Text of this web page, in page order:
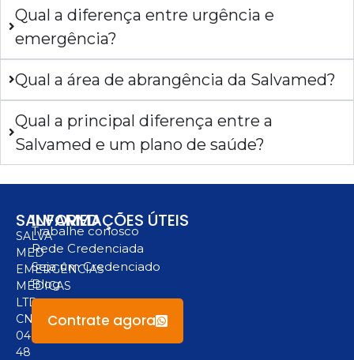
Qual a diferença entre urgência e
emergência?
Qual a área de abrangência da Salvamed?
Qual a principal diferença entre a
Salvamed e um plano de saúde?
SALVAMED
SALVA
MED
EMERGÊNCIAS
MÉDICAS
LTD
CNPJ:
04.094.517/0001-
48
INFORMAÇÕES ÚTEIS
Trabalhe conosco
Rede Credenciada
Seja um Credenciado
Blog
Contrate agora